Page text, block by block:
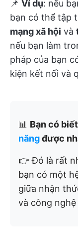
📌 Ví dụ: nếu
bạn có thể tập
mạng xã hội và
nếu bạn làm
pháp của bạn
kiện kết nối và
📊 Bạn có
năngđược
👉 Đó là rất
bạn có một
giữa nhận
và công